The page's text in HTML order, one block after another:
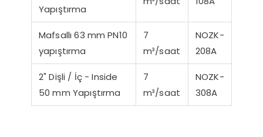
Yapıştırma
Mafsallı 63 mm PN10
yapıştırma
7
m³/saat
NOZK-
208A
2" Dişli / İç - Inside
50 mm Yapıştırma
7
m³/saat
NOZK-
308A